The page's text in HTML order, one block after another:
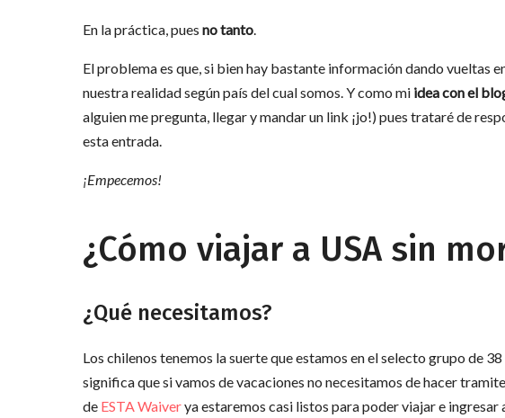
En la práctica, pues no tanto.
El problema es que, si bien hay bastante información dando vueltas
nuestra realidad según país del cual somos. Y como mi idea con el
alguien me pregunta, llegar y mandar un link ¡jo!) pues trataré de
esta entrada.
¡Empecemos!
¿Cómo viajar a USA sin
¿Qué necesitamos?
Los chilenos tenemos la suerte que estamos en el selecto grupo de
significa que si vamos de vacaciones no necesitamos de hacer
de ESTA Waiverya estaremos casi listos para poder viajar e ingresar